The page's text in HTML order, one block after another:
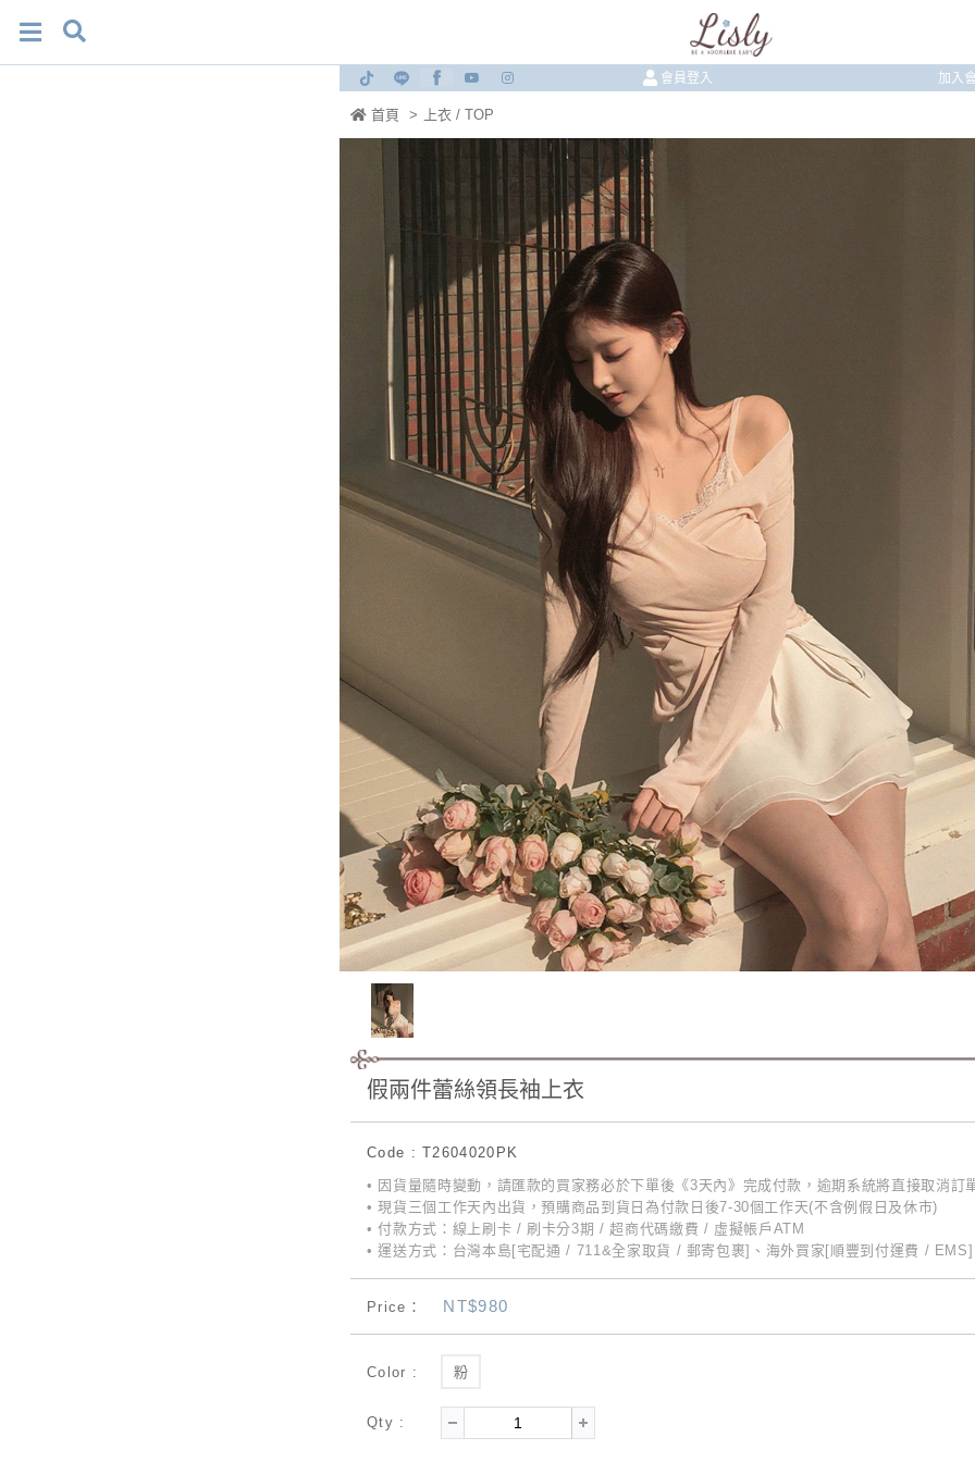
會員登入 加入
首頁 > 上衣 / TOP
假兩件蕾絲領長袖上衣
Code : T2604020PK
• 因貨量隨時變動，請匯款的買家務必於下單後《3天內》完成付款，逾期系統將直接取消訂
• 現貨三個工作天內出貨，預購商品到貨日為付款日後7-30個工作天(不含例假日及休市)
• 付款方式：線上刷卡 / 刷卡分3期 / 超商代碼繳費 / 虛擬帳戶ATM
• 運送方式：台灣本島[宅配通 / 711&全家取貨 / 郵寄包裹]、海外買家[順豐到付運費 / EMS]
Price： NT$980
Color : 粉
Qty :